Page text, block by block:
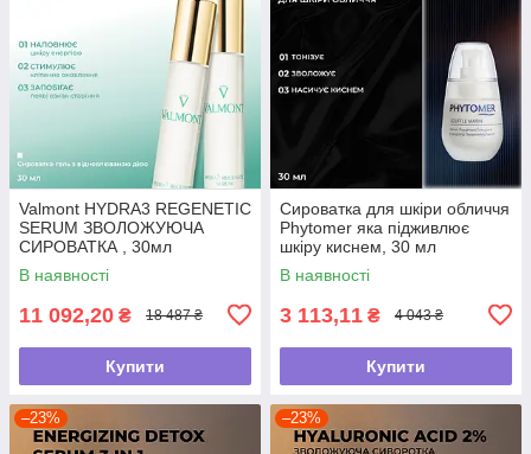
Valmont HYDRA3 REGENETIC
SERUM ЗВОЛОЖУЮЧА
СИРОВАТКА , 30мл
В наявності
11 092,20 ₴ 18 487 ₴
Купити
Сироватка для шкіри обличчя
Phytomer яка підживлює
шкіру киснем, 30 мл
В наявності
3 113,11 ₴ 4 043 ₴
Купити
–23% –23%